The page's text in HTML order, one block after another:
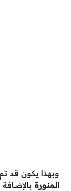
وبهذا يكون قد
المنورة